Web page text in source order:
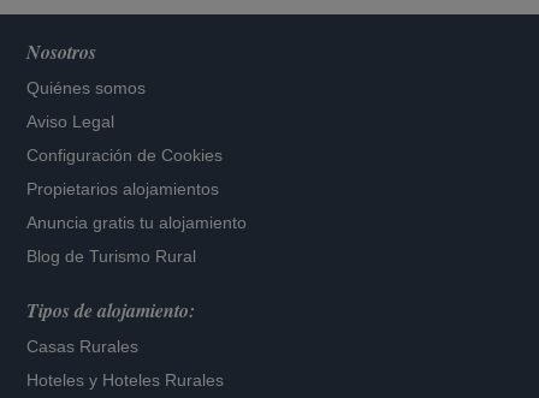
Nosotros
Quiénes somos
Aviso Legal
Configuración de Cookies
Propietarios alojamientos
Anuncia gratis tu alojamiento
Blog de Turismo Rural
Tipos de alojamiento:
Casas Rurales
Hoteles y Hoteles Rurales